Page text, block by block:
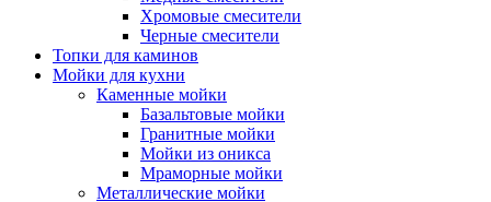
Хромовые смесители
Черные смесители
Топки для каминов
Мойки для кухни
Каменные мойки
Базальтовые мойки
Гранитные мойки
Мойки из оникса
Мраморные мойки
Металлические мойки